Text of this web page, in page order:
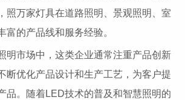
照万家灯具在道路照明、景观照明、室
富的产品线和服务经验。
明市场中，这类企业通常注重产品创新
断优化产品设计和生产工艺，为客户提
品。随着LED技术的普及和智慧照明的